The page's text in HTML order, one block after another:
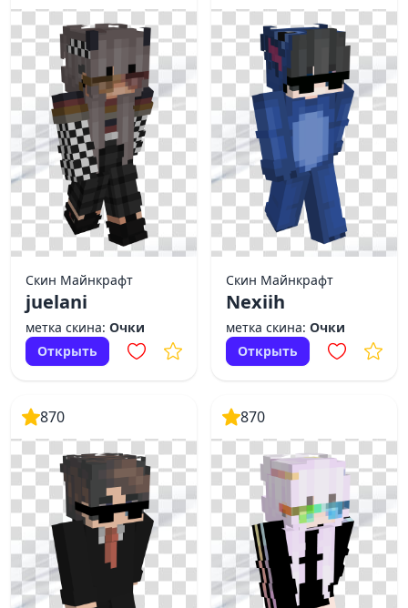
Скин Майнкрафт
juelani
метка скина: Очки
Открыть
Скин Майнкрафт
Nexiih
метка скина: Очки
Открыть
870 870